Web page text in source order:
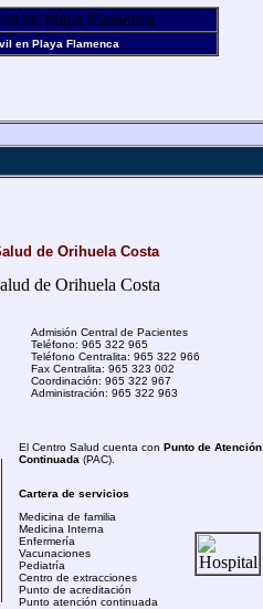
en Playa Flamenca
de Orihuela Costa
Admisión Central de Pacientes
Teléfono: 965 322 965
Teléfono Centralita: 965 322 966
Fax Centralita: 965 323 002
Coordinación: 965 322 967
Administración: 965 322 963
El Centro Salud cuenta con Punto de Atención
Continuada (PAC).
Cartera de servicios
Medicina de familia
Medicina Interna
Enfermería
Vacunaciones
Pediatría
Centro de extracciones
Punto de acreditación
Punto atención continuada